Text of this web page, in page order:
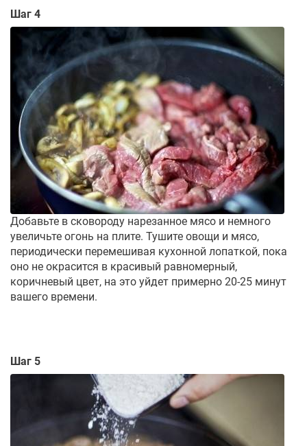
Шаг 4
Добавьте в сковороду нарезанное мясо и немного
увеличьте огонь на плите. Тушите овощи и мясо,
периодически перемешивая кухонной лопаткой, пока
оно не окрасится в красивый равномерный,
коричневый цвет, на это уйдет примерно 20-25 минут
вашего времени.
Шаг 5